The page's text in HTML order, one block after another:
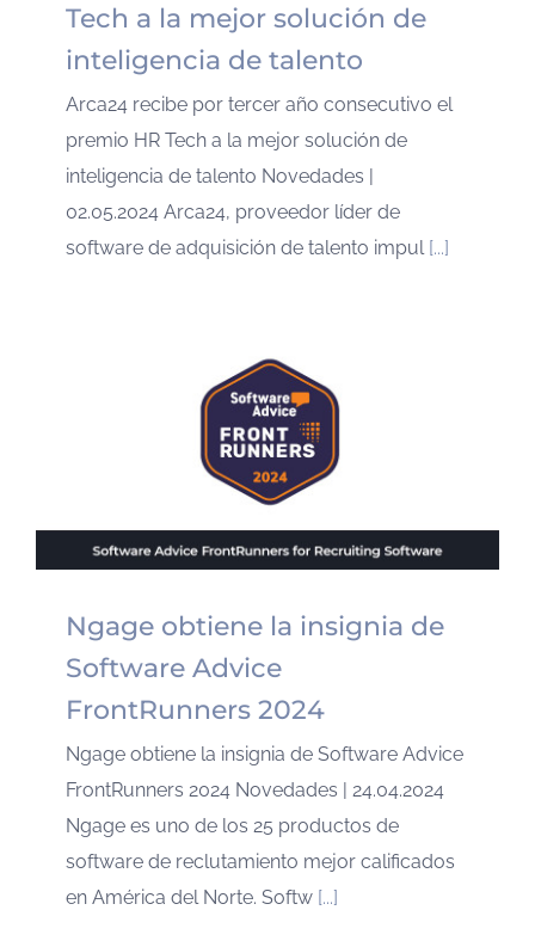
Tech a la mejor solución de
inteligencia de talento
Arca24 recibe por tercer año consecutivo el
premio HR Tech a la mejor solución de
inteligencia de talento Novedades |
02.05.2024 Arca24, proveedor líder de
software de adquisición de talento impul [...]
Ngage obtiene la insignia de
Software Advice
FrontRunners 2024
Ngage obtiene la insignia de Software Advice
FrontRunners 2024 Novedades | 24.04.2024
Ngage es uno de los 25 productos de
software de reclutamiento mejor calificados
en América del Norte. Softw [...]